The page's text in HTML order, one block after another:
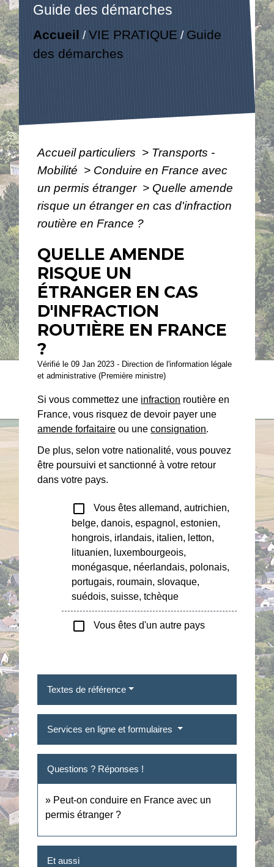
Guide des démarches
Accueil /VIE PRATIQUE / Guide
des démarches
Accueil particuliers > Transports -
Mobilité > Conduire en France avec
un permis étranger > Quelle amende
risque un étranger en cas d'infraction
routière en France ?
QUELLE AMENDE
RISQUE UN
ÉTRANGER EN CAS
D'INFRACTION
ROUTIÈRE EN FRANCE
?
Vérifié le 09 Jan 2023 - Direction de l'information légale
et administrative (Première ministre)
Si vous commettez une infraction routière en
France, vous risquez de devoir payer une
amende forfaitaire ou uneconsignation.
De plus, selon votre nationalité, vous pouvez
être poursuivi et sanctionné à votre retour
dans votre pays.
check_box_outline_blank
Vous êtes allemand, autrichien,
belge, danois, espagnol, estonien,
hongrois, irlandais, italien, letton,
lituanien, luxembourgeois,
monégasque, néerlandais, polonais,
portugais, roumain, slovaque,
suédois, suisse, tchèque
check_box_outline_blank Vous êtes d'un autre pays
Textes de référence
Services en ligne et formulaires
Questions ? Réponses !
Peut-on conduire en France avec un
permis étranger ?
Et aussi